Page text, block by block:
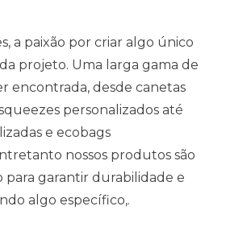
a paixão por criar algo único
projeto. Uma larga gama de
encontrada, desde canetas
personalizados até
e ecobags
nossos produtos são
para garantir durabilidade e
algo específico,.